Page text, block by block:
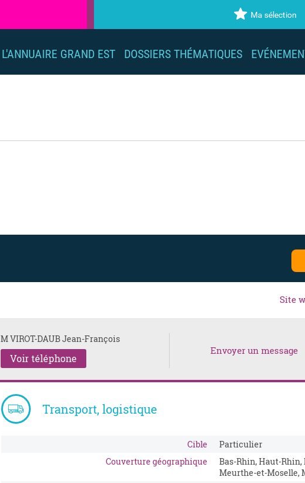
Ma sélection
L'ANNUAIRE GRAND EST DOSSIERS THÉMATIQUES
Site
M VIROT-DAUB Jean-François
Voir téléphone
Envoyer un message
Transport, logistique
Cible
Particulier
Couverture géographique
Bas-Rhin, Haut-
Meurthe-et-Moselle,